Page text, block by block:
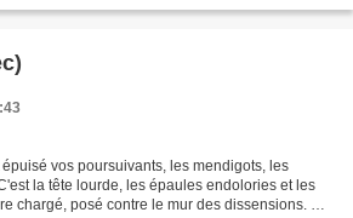
vos poursuivants, les mendigots, les
la tête lourde, les épaules endolories et les
chargé, posé contre le mur des dissensions. Et